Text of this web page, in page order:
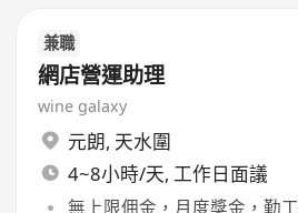
兼職
網店營運助理
wine galaxy
元朗, 天水圍
4~8小時/天, 工作日面議
無上限佣金，月度獎金，勤